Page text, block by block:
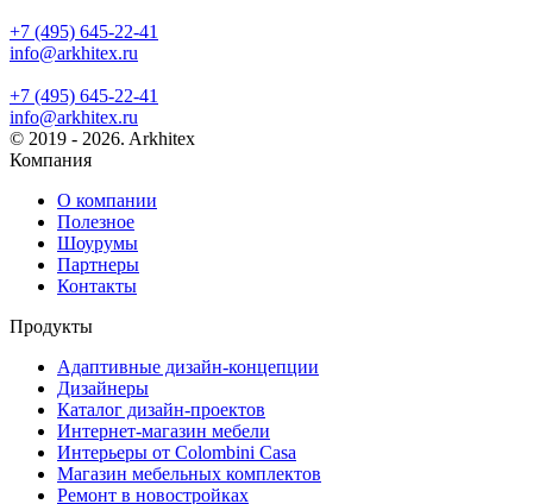
+7 (495) 645-22-41
info@arkhitex.ru
+7 (495) 645-22-41
info@arkhitex.ru
© 2019 - 2026. Arkhitex
Компания
О компании
Полезное
Шоурумы
Партнеры
Контакты
Продукты
Адаптивные дизайн-концепции
Дизайнеры
Каталог дизайн-проектов
Интернет-магазин мебели
Интерьеры от Colombini Casa
Магазин мебельных комплектов
Ремонт в новостройках